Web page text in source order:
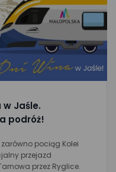
w Jaśle.
podróż!
pociąg Kolei
przejazd